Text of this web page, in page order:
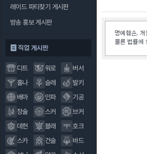
레이드 파티찾기 게시판
방송 홍보 게시판
직업 게시판
디트 워로
버서
홀나
슬레
발키
배마
인파
기공
창술
스커
브커
데헌
블래
호크
스카
건슬
바드